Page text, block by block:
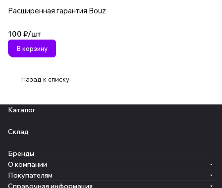
Расширенная гарантия Bouz
100 ₽/шт
В корзину
Назад к списку
Каталог
Склад
Бренды
О компании
Покупателям
Справочная информация